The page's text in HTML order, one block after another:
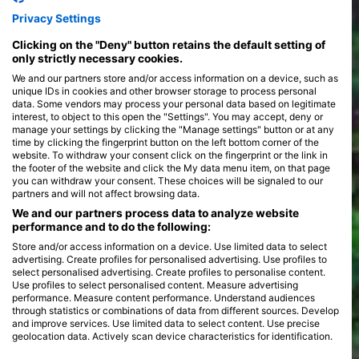
veličanstvene mante, graciozne kitopsine i živopisna jata
jedinstveno okruženje, a neka imaju dramatične padove, dok
druga nude spokojne koraljne vrtove koji vrve životom.
Ronilačka iskustva u Indijskom oceanu raznolika su kao i
njegovi morski stanovnici. Ronjenje s obale nudi jednostavan
pristup podvodnom svijetu, savršeno za one koji traže
opušteno istraživanje. Za avanturističkije, ronjenje brodom
otkriva udaljena mjesta koja obećavaju uzbudljive susrete s
većim pelagičnim vrstama. Avanture s brodom pružaju priliku
za istraživanje više lokacija za ronjenje, često uključujući noćne
zarone koji otkrivaju noćna čuda oceana. Sezonske migracije i
regionalne značajke, poput sezone monsuna i mriješćenja
koralja, doprinose dinamičnom i stalno promjenjivom krajoliku
ronjenja, osiguravajući da je svako ronjenje jedinstveno i
impresivno.
Privacy Settings
Clicking on the "Deny" button retains the default setting of
only strictly necessary cookies.
We and our partners store and/or access information on a device, such as
unique IDs in cookies and other browser storage to process personal
data. Some vendors may process your personal data based on legitimate
interest, to object to this open the "Settings". You may accept, deny or
manage your settings by clicking the "Manage settings" button or at any
time by clicking the fingerprint button on the left bottom corner of the
website. To withdraw your consent click on the fingerprint or the link in
the footer of the website and click the My data menu item, on that page
you can withdraw your consent. These choices will be signaled to our
partners and will not affect browsing data.
We and our partners process data to analyze website
performance and to do the following:
Store and/or access information on a device. Use limited data to select
advertising. Create profiles for personalised advertising. Use profiles to
select personalised advertising. Create profiles to personalise content.
Use profiles to select personalised content. Measure advertising
performance. Measure content performance. Understand audiences
through statistics or combinations of data from different sources. Develop
and improve services. Use limited data to select content. Use precise
geolocation data. Actively scan device characteristics for identification.